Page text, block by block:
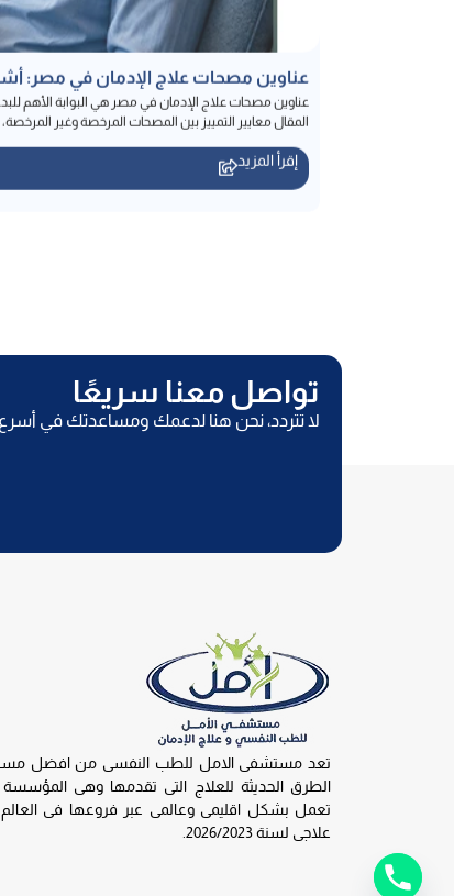
عناوين مصحات علاج الإدمان في مصر:
عناوين مصحات علاج الإدمان في مصر هي البوابة الأهم
المقال معايير التمييز بين المصحات المرخصة وغير
إقرأ المزيد
تواصل معنا سريعًا
لا تتردد، نحن هنا لدعمك ومساعدتك في
تعد مستشفى الامل للطب النفسى من افضل
الطرق الحديثة للعلاج التى تقدمها وهى
تعمل بشكل اقليمى وعالمى عبر فروعها فى العالم
علاجى لسنة 2026/2023.